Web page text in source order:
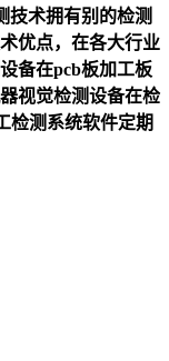
技术拥有别的检测
优点，在各大行业
备在pcb板加工板
视觉检测设备在检
检测系统软件定期